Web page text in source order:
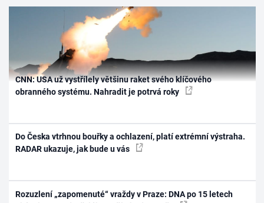
CNN: USA už vystřílely většinu raket svého klíčového
obranného systému. Nahradit je potrvá roky
Do Česka vtrhnou bouřky a ochlazení, platí extrémní výstraha.
RADAR ukazuje, jak bude u vás
Rozuzlení „zapomenuté“ vraždy v Praze: DNA po 15 letech